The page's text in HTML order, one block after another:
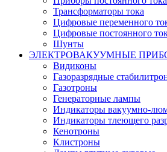
Трансформаторы тока
Цифровые переменного
Цифровые постоянного
Шунты
ЭЛЕКТРОВАКУУМНЫЕ
Видиконы
Газоразрядные
Газотроны
Генераторные лампы
Индикаторы вакуумно-
Индикаторы тлеющего
Кенотроны
Клистроны